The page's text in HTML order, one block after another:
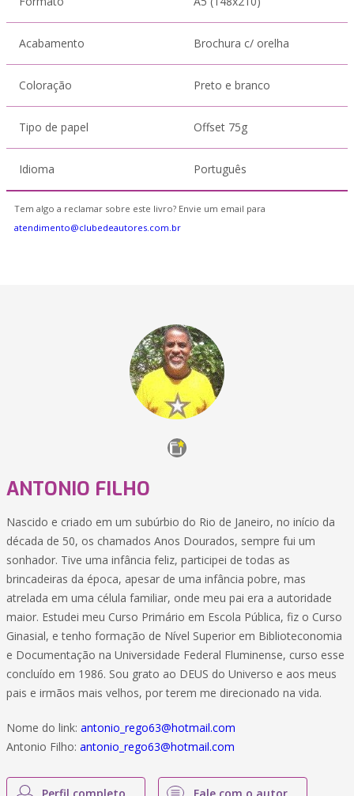
Acabamento Brochura c/ orelha
Coloração Preto e branco
Tipo de papel Offset 75g
Idioma Português
Tem algo a reclamar sobre este livro? Envie um email para
atendimento@clubedeautores.com.br
ANTONIO FILHO
Nascido e criado em um subúrbio do Rio de Janeiro, no início da
década de 50, os chamados Anos Dourados, sempre fui um
sonhador. Tive uma infância feliz, participei de todas as
brincadeiras da época, apesar de uma infância pobre, mas
atrelada em uma célula familiar, onde meu pai era a autoridade
maior. Estudei meu Curso Primário em Escola Pública, fiz o Curso
Ginasial, e tenho formação de Nível Superior em Biblioteconomia
e Documentação na Universidade Federal Fluminense, curso esse
concluído em 1986. Sou grato ao DEUS do Universo e aos meus
pais e irmãos mais velhos, por terem me direcionado na vida.
Nome do link: antonio_rego63@hotmail.com
Antonio Filho: antonio_rego63@hotmail.com